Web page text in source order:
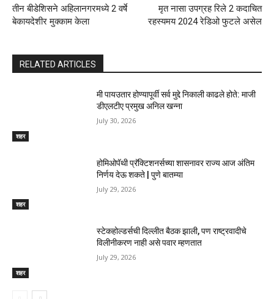
तीन बीडेशिसने अहिलानगरमध्ये 2 वर्षे
बेकायदेशीर मुक्काम केला
मृत नासा उपग्रह रिले 2 कदाचित
रहस्यमय 2024 रेडिओ फुटले असेल
RELATED ARTICLES
शहर
मी पायउतार होण्यापूर्वी सर्व मुद्दे निकाली काढले होते: माजी
डीएलटीए प्रमुख अनिल खन्ना
July 30, 2026
शहर
होमिओपॅथी प्रॅक्टिशनर्सच्या शासनावर राज्य आज अंतिम
निर्णय देऊ शकते | पुणे बातम्या
July 29, 2026
शहर
स्टेकहोल्डर्सची दिल्लीत बैठक झाली, पण राष्ट्रवादीचे
विलीनीकरण नाही असे पवार म्हणतात
July 29, 2026